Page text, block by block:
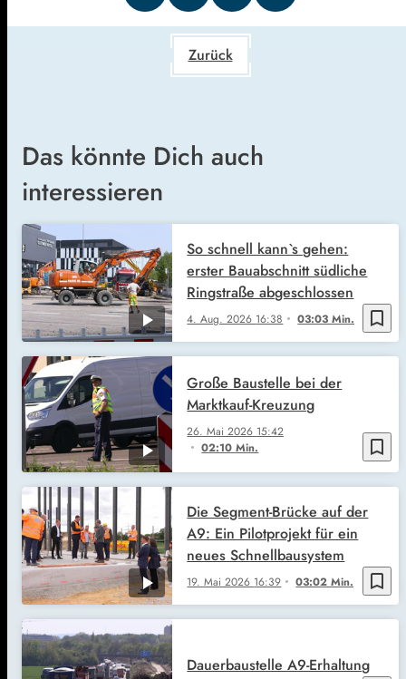
Zurück
Das könnte Dich auch
interessieren
bookmark_border
4. Aug. 2026 16:38 03:03 Min.
So schnell kann`s gehen:
erster Bauabschnitt südliche
Ringstraße abgeschlossen
bookmark_border
26. Mai 2026 15:42
02:10 Min.
Große Baustelle bei der
Marktkauf-Kreuzung
bookmark_border
19. Mai 2026 16:39 03:02 Min.
Die Segment-Brücke auf der
A9: Ein Pilotprojekt für ein
neues Schnellbausystem
Dauerbaustelle A9-Erhaltung